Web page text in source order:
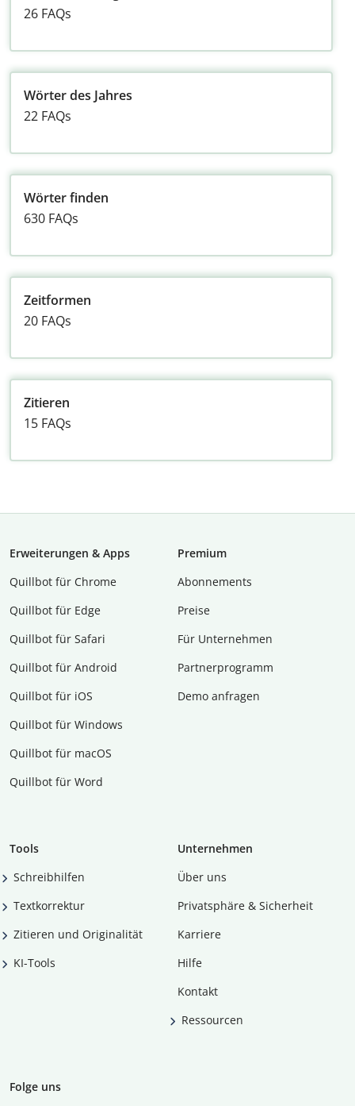
26 FAQs
Wörter des Jahres
22 FAQs
Wörter finden
630 FAQs
Zeitformen
20 FAQs
Zitieren
15 FAQs
Erweiterungen & Apps
Quillbot für Chrome
Quillbot für Edge
Quillbot für Safari
Quillbot für Android
Quillbot für iOS
Quillbot für Windows
Quillbot für macOS
Quillbot für Word
Premium
Abon­ne­ments
Preise
Für Unternehmen
Partnerprogramm
Demo anfragen
Tools
Schreibhilfen
Textkorrektur
Zitieren und Originalität
KI-Tools
Unternehmen
Über uns
Privatsphäre & Sicherheit
Karriere
Hilfe
Kontakt
Ressourcen
Folge uns